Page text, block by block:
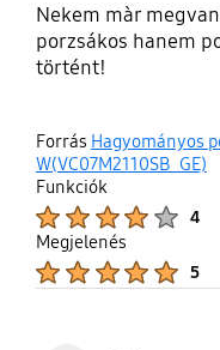
Nekem màr
porzsákos hanem
történt!
Forrás Hagyományos
W(VC07M2110SB_GE)
Funkciók
4
Megjelenés
5